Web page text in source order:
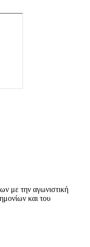
με την αγωνιστική
και του